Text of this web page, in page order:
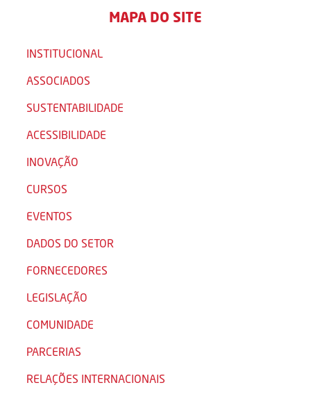
MAPA DO SITE
INSTITUCIONAL
ASSOCIADOS
SUSTENTABILIDADE
ACESSIBILIDADE
INOVAÇÃO
CURSOS
EVENTOS
DADOS DO SETOR
FORNECEDORES
LEGISLAÇÃO
COMUNIDADE
PARCERIAS
RELAÇÕES INTERNACIONAIS